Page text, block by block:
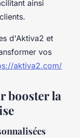
ainsi
d'Aktiva2 et
vos
aktiva2.com/
booster la